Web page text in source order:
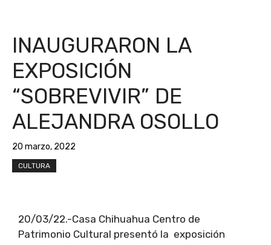
INAUGURARON LA
EXPOSICIÓN
“SOBREVIVIR” DE
ALEJANDRA OSOLLO
20 marzo, 2022
CULTURA
20/03/22.-Casa Chihuahua Centro de
Patrimonio Cultural presentó la exposición